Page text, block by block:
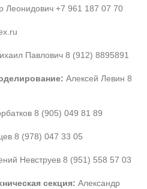
Леонидович +7 961 187 07 70
Павлович 8 (912) 8895891
Алексей Левин 8
8 (905) 049 81 89
8 (978) 047 33 05
Невструев 8 (951) 558 57 03
секция: Александр